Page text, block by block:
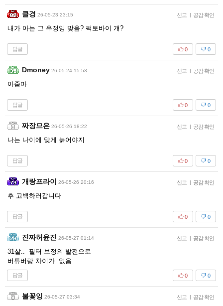
클경 26-05-23 23:15 신고 | 공감 확인
내가 아는 그 우정잉 맞음? 퍽토바이 걔?
답글 0
0
Dmoney 26-05-24 15:53 신고 | 공감 확인
아줌마
답글 0
0
짜장므은 26-05-26 18:22 신고 | 공감 확인
나는 나이에 맞게 늙어야지
답글 0
0
개랑프라이 26-05-26 20:16 신고 | 공감 확인
후 고백하러갑니다
답글 0
0
진짜허윤진 26-05-27 01:14 신고 | 공감 확인
31살.. 필터 보정의 발전으로
버튜버랑 차이가 없음
답글 0
0
불꽃잉 26-05-27 03:34 신고 | 공감 확인